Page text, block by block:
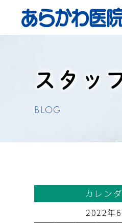
スタッ
BLOG
カレン
2022年6